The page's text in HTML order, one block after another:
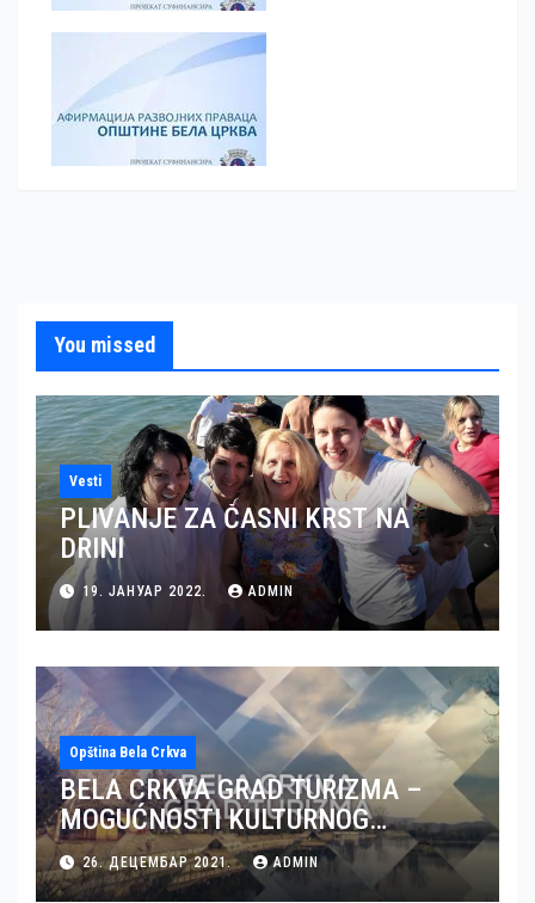
You missed
Vesti
PLIVANJE ZA ČASNI KRST NA
DRINI
19. ЈАНУАР 2022. ADMIN
Opština Bela Crkva
BELA CRKVA GRAD TURIZMA –
MOGUĆNOSTI KULTURNOG
TURIZMA U BELOJ CRKVI (VIDEO)
26. ДЕЦЕМБАР 2021. ADMIN